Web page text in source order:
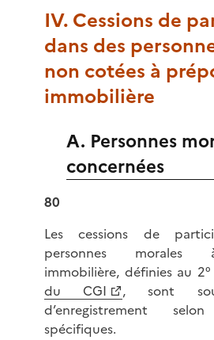
IV. Cessions de
dans des
non cotées à
immobilière
A. Personnes
concernées
80
Les cessions de
personnes morales
immobilière, définies au
du CGI
, sont
d’enregistrement
spécifiques.